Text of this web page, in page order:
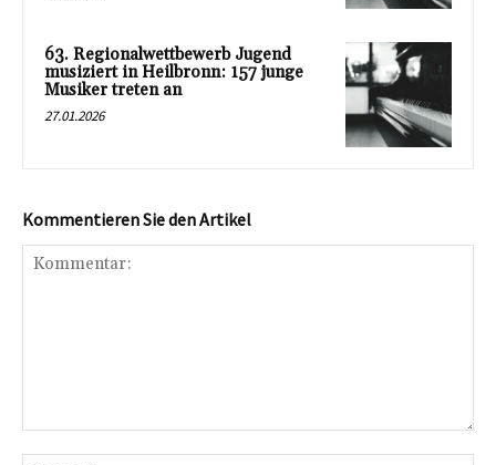
63. Regionalwettbewerb Jugend
musiziert in Heilbronn: 157 junge
Musiker treten an
27.01.2026
Kommentieren Sie den Artikel